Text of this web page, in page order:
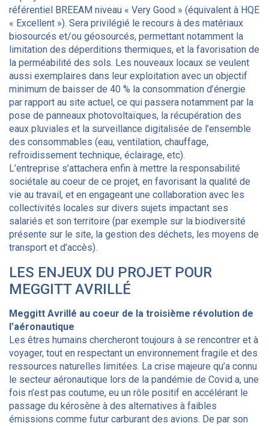
référentiel BREEAM niveau « Very Good » (équivalent à HQE
« Excellent »). Sera privilégié le recours à des matériaux
biosourcés et/ou géosourcés, permettant notamment la
limitation des déperditions thermiques, et la favorisation de
la perméabilité des sols. Les nouveaux locaux se veulent
aussi exemplaires dans leur exploitation avec un objectif
minimum de baisser de 40 % la consommation d’énergie
par rapport au site actuel, ce qui passera notamment par la
pose de panneaux photovoltaïques, la récupération des
eaux pluviales et la surveillance digitalisée de l’ensemble
des consommables (eau, ventilation, chauffage,
refroidissement technique, éclairage, etc).
L’entreprise s’attachera enfin à mettre la responsabilité
sociétale au coeur de ce projet, en favorisant la qualité de
vie au travail, et en engageant une collaboration avec les
collectivités locales sur divers sujets impactant ses
salariés et son territoire (par exemple sur la biodiversité
présente sur le site, la gestion des déchets, les moyens de
transport et d’accès).
LES ENJEUX DU PROJET POUR
MEGGITT AVRILLÉ
Meggitt Avrillé au coeur de la troisième révolution de
l’aéronautique
Les êtres humains chercheront toujours à se rencontrer et à
voyager, tout en respectant un environnement fragile et des
ressources naturelles limitées. La crise majeure qu’a connu
le secteur aéronautique lors de la pandémie de Covid a, une
fois n’est pas coutume, eu un rôle positif en accélérant le
passage du kérosène à des alternatives à faibles
émissions comme futur carburant des avions. De par son